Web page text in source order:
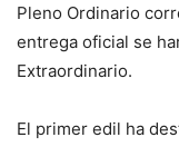
Pleno Ordinario
entrega oficial se
Extraordinario.
El primer edil ha